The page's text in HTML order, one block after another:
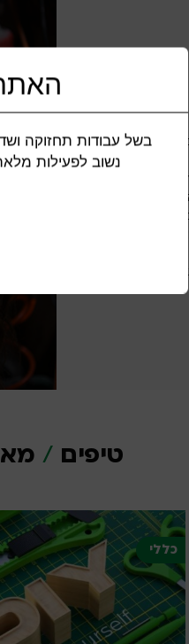
שלכם
לבד
לגננים
אז בפעם
החזק
גריסה ונשיפה
מסורים
גוזמי גדר
טיפים/
מאמר
בשל עבודות תחזוקה
נשוב לפעילות